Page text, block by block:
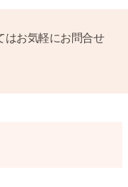
はお気軽にお問合せ